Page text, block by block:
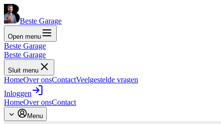
Beste Garage
Open menu
Beste Garage
Beste Garage
Sluit menu
HomeOver onsContactVeelgestelde vragen
Inloggen
HomeOver onsContact
Menu